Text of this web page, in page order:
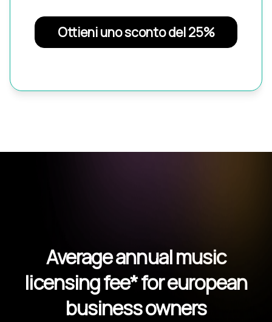
Ottieni uno sconto del 25%
Average annual music
licensing fee* for european
business owners